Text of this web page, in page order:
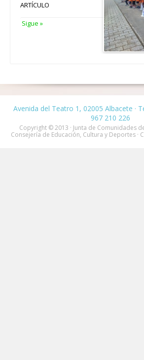
ARTÍCULO
Sigue »
Avenida del Teatro 1, 02005 Albacete ·
967 210 226
Copyright © 2013 · Junta de Comunidades
Consejería de Educación, Cultura y Deportes ·